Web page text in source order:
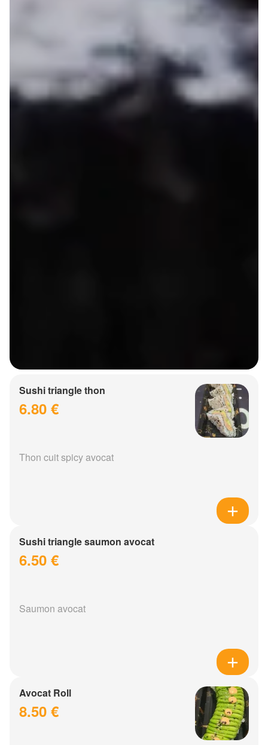
Sushi triangle thon
6.80 €
Thon cuit spicy avocat
Sushi triangle saumon avocat
6.50 €
Saumon avocat
Avocat Roll
8.50 €